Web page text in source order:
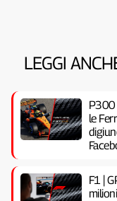
LEGGI
P300
le
F1 |